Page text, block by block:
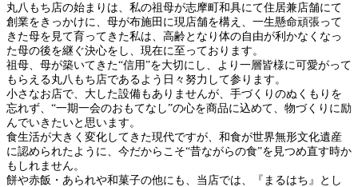
丸八もち店の始まりは、私の祖母が志摩町和具にて住居兼店舗にて
創業をきっかけに、母が布施田に現店舗を構え、一生懸命頑張って
きた母を見て育ってきた私は、高齢となり体の自由が利かなくなっ
た母の後を継ぐ決心をし、現在に至っております。
祖母、母が築いてきた“信用”を大切にし、より一層皆様に可愛がって
もらえる丸八もち店であるよう日々努力して参ります。
小さなお店で、大した設備もありませんが、手づくりのぬくもりを
忘れず、“一期一会のおもてなし”の心を商品に込めて、物づくりに励
んでいきたいと思います。
食生活が大きく変化してきた現代ですが、和食が世界無形文化遺産
に認められたように、今だからこそ“昔ながらの食”を見つめ直す時か
もしれません。
餅や赤飯・あられや和菓子の他にも、当店では、『まるはち』とし